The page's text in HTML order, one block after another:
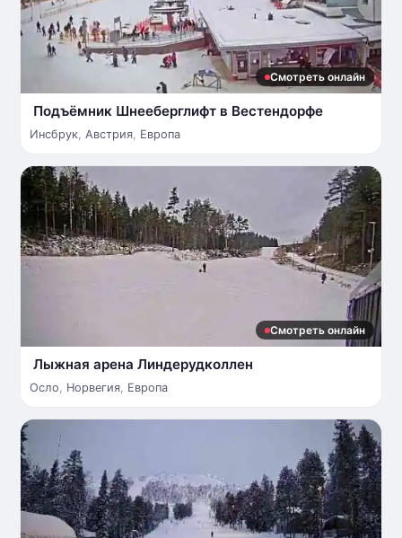
Смотреть онлайн
Подъёмник Шнееберглифт в Вестендорфе
Инсбрук, Австрия, Европа
Смотреть онлайн
Лыжная арена Линдерудколлен
Осло, Норвегия, Европа